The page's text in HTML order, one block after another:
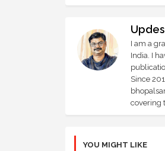
I am a
India. I
Since
covering
YOU MIGHT LIKE